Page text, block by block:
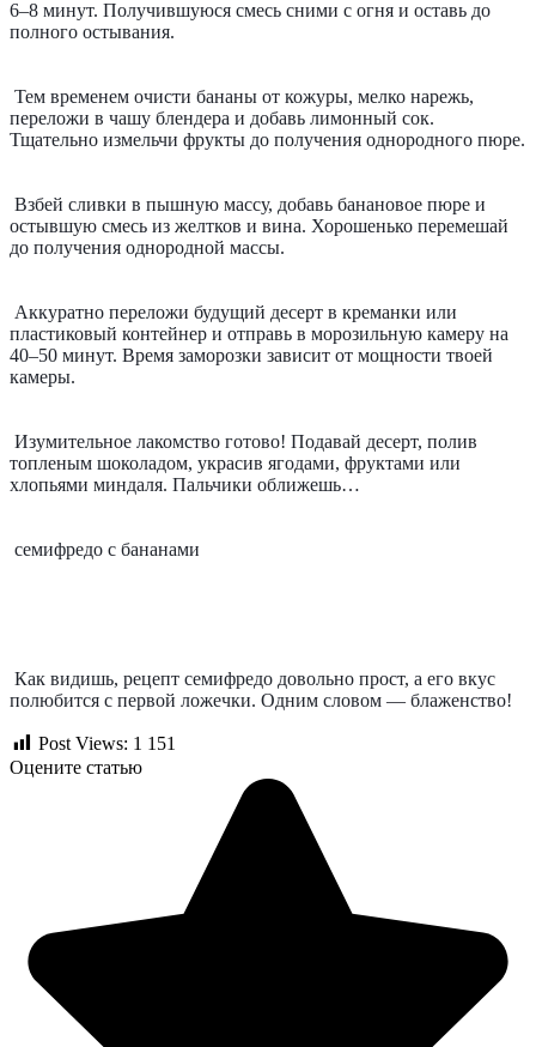
6–8 минут. Получившуюся смесь сними с огня и оставь до
полного остывания.
Тем временем очисти бананы от кожуры, мелко нарежь,
переложи в чашу блендера и добавь лимонный сок.
Тщательно измельчи фрукты до получения однородного пюре.
Взбей сливки в пышную массу, добавь банановое пюре и
остывшую смесь из желтков и вина. Хорошенько перемешай
до получения однородной массы.
Аккуратно переложи будущий десерт в креманки или
пластиковый контейнер и отправь в морозильную камеру на
40–50 минут. Время заморозки зависит от мощности твоей
камеры.
Изумительное лакомство готово! Подавай десерт, полив
топленым шоколадом, украсив ягодами, фруктами или
хлопьями миндаля. Пальчики оближешь…
семифредо с бананами
Как видишь, рецепт семифредо довольно прост, а его вкус
полюбится с первой ложечки. Одним словом — блаженство!
Post Views: 1 151
Оцените статью